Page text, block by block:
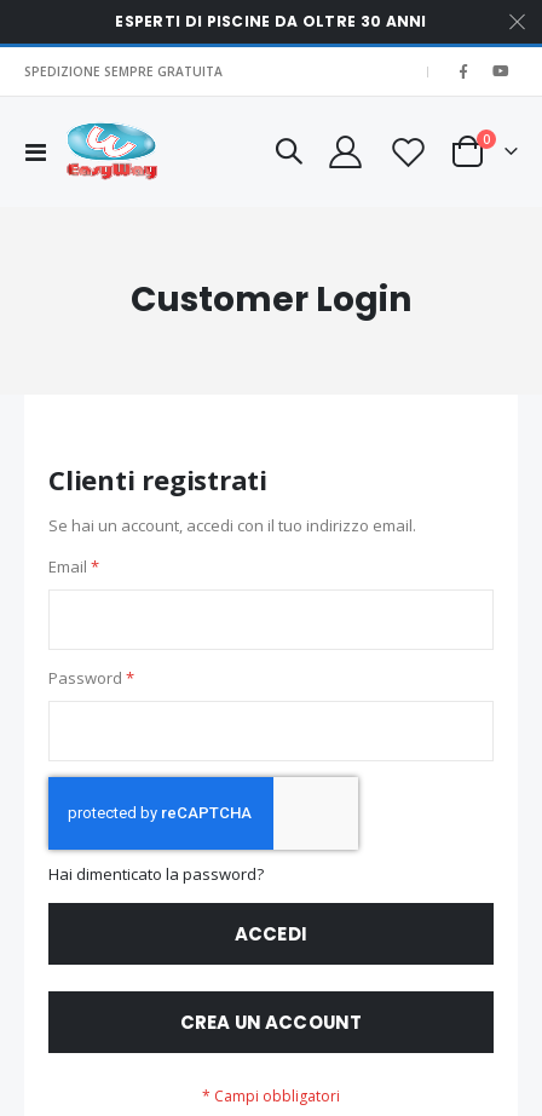
ESPERTI DI PISCINE DA OLTRE 30 ANNI
SPEDIZIONE SEMPRE GRATUITA |
Toggle
Nav
Cart
0elementi
Customer Login
Clienti registrati
Se hai un account, accedi con il tuo indirizzo email.
Email
Password
Hai dimenticato la password?
ACCEDI
CREA UN ACCOUNT